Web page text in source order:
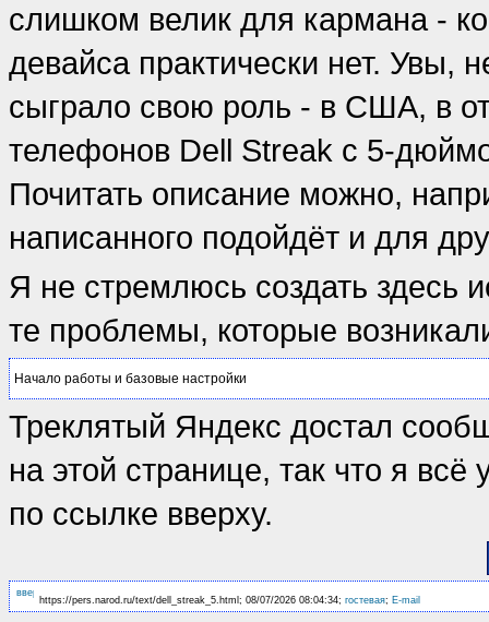
слишком велик для кармана -
девайса практически нет. Увы,
сыграло свою роль - в США, в
телефонов Dell Streak с 5-
Почитать описание можно,
написанного подойдёт и для
Я не стремлюсь создать
те проблемы, которые
Начало работы и базовые настройки
Треклятый Яндекс достал
на этой странице, так что я
по ссылке вверху.
https://pers.narod.ru/text/dell_streak_5.html; 08/07/2026 08:04:34; гостевая; E-mail